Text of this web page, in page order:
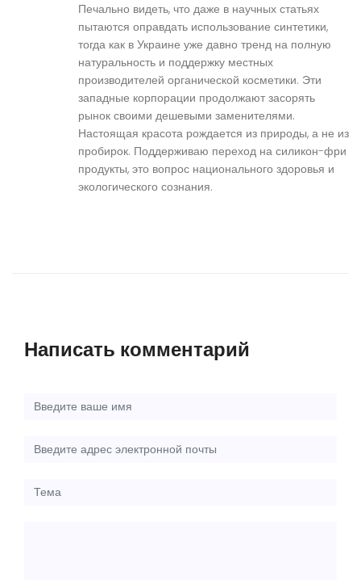
Печально видеть, что даже в научных статьях
пытаются оправдать использование синтетики,
тогда как в Украине уже давно тренд на полную
натуральность и поддержку местных
производителей органической косметики. Эти
западные корпорации продолжают засорять
рынок своими дешевыми заменителями.
Настоящая красота рождается из природы, а не из
пробирок. Поддерживаю переход на силикон-фри
продукты, это вопрос национального здоровья и
экологического сознания.
Написать комментарий